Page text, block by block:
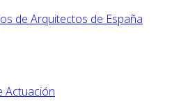
Actuación